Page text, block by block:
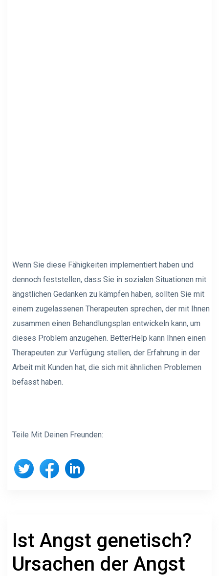
Wenn Sie diese Fähigkeiten implementiert haben und
dennoch feststellen, dass Sie in sozialen Situationen mit
ängstlichen Gedanken zu kämpfen haben, sollten Sie mit
einem zugelassenen Therapeuten sprechen, der mit Ihnen
zusammen einen Behandlungsplan entwickeln kann, um
dieses Problem anzugehen. BetterHelp kann Ihnen einen
Therapeuten zur Verfügung stellen, der Erfahrung in der
Arbeit mit Kunden hat, die sich mit ähnlichen Problemen
befasst haben.
Teile Mit Deinen Freunden:
Ist Angst genetisch?
Ursachen der Angst